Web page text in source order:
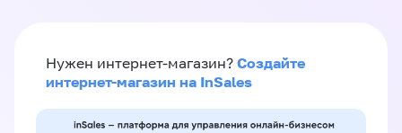
Нужен интернет-магазин? Создайте
интернет-магазин на InSales